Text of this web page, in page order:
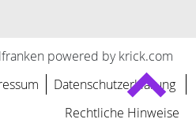
powered by krick.com
Datenschutzerklärung
Rechtliche Hinweise